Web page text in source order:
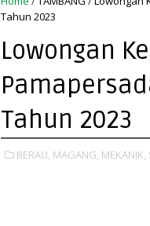
Tahun 2023
Lowongan
Tahun 2023
BERAU, MAGANG, MEKANIK,